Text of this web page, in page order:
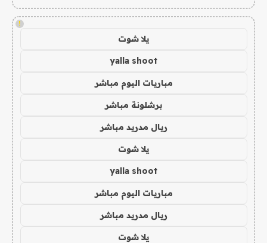
!
يلا شوت
yalla shoot
مباريات اليوم مباشر
برشلونة مباشر
ريال مدريد مباشر
يلا شوت
yalla shoot
مباريات اليوم مباشر
ريال مدريد مباشر
يلا شوت